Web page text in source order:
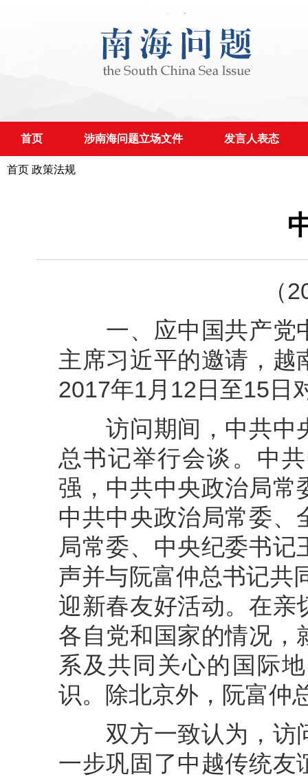
首页 涉南海问题立场文件 发言人表态
首页 政策法规
（
一、应中国共产党
主席习近平的邀请，越
2017年1月12日至15日
访问期间，中共中
总书记举行会谈。中
强，中共中央政治局常
中共中央政治局常委、
局常委、中央纪委书
声并与阮富仲总书记共
迎新春友好活动。在亲
各自党和国家的情况，
系及共同关心的国际
识。除北京外，阮富仲
双方一致认为，访
一步巩固了中越传统友